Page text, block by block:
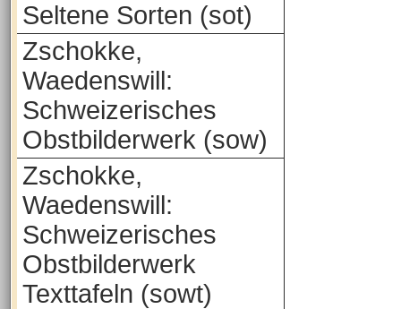
Seltene Sorten (sot)
Zschokke,
Waedenswill:
Schweizerisches
Obstbilderwerk (sow)
Zschokke,
Waedenswill:
Schweizerisches
Obstbilderwerk
Texttafeln (sowt)